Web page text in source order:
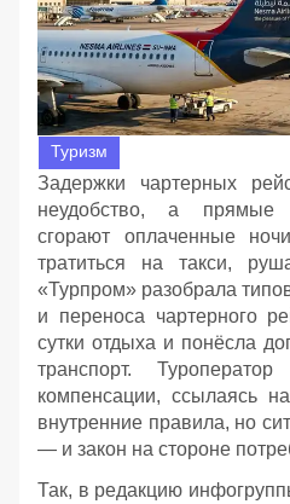
Туризм
Задержки чартерных
неудобство, а прямые
сгорают оплаченные
тратиться на такси,
«Турпром» разобрала
и переноса чартерного
сутки отдыха и понёсла
транспорт.
компенсации, ссылаясь
внутренние правила, но
— и закон на стороне
Так, в редакцию